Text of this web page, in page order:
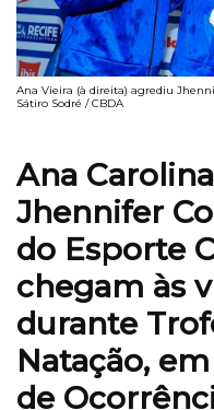
Ana Vieira (à direita) agrediu
Sátiro Sodré / CBDA
Ana
Jhennifer
do Esporte
chegam às
durante
Natação,
de